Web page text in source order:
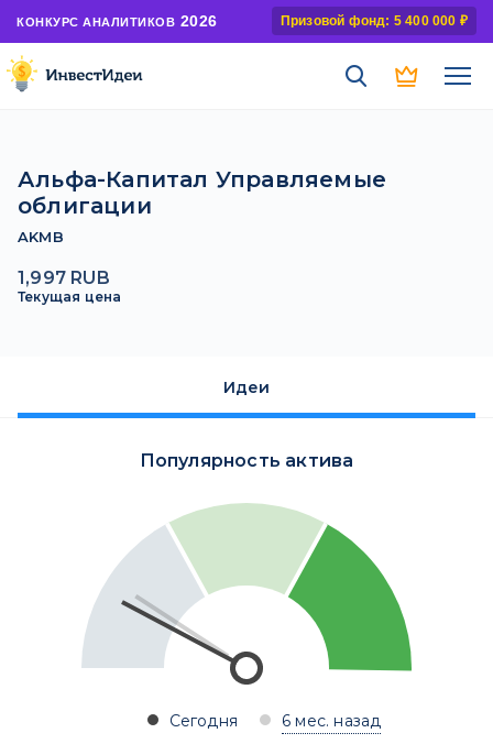
КОНКУРС АНАЛИТИКОВ 2026 Призовой фонд: 5 400 000 ₽
Альфа-Капитал Управляемые
облигации
AKMB
1,997 RUB
Текущая цена
Идеи
Популярность актива
Сегодня 6 мес. назад